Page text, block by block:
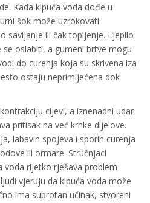
Kada kipuća voda dođe u
šok može uzrokovati
savijanje ili čak topljenje. Ljepilo
oslabiti, a gumeni brtve mogu
do curenja koja su skrivena iza
ostaju neprimijećena dok
cijevi, a iznenadni udar
pritisak na već krhke dijelove.
labavih spojeva i sporih curenja
ili ormare. Stručnjaci
voda rijetko rješava problem
vjeruju da kipuća voda može
ima suprotan učinak, stvoreni